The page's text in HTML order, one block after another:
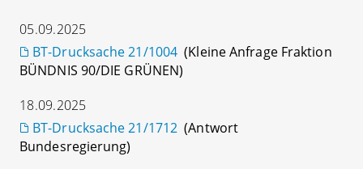
05.09.2025
BT-Drucksache 21/1004 (Kleine Anfrage Fraktion
BÜNDNIS 90/DIE GRÜNEN)
18.09.2025
BT-Drucksache 21/1712 (Antwort
Bundesregierung)